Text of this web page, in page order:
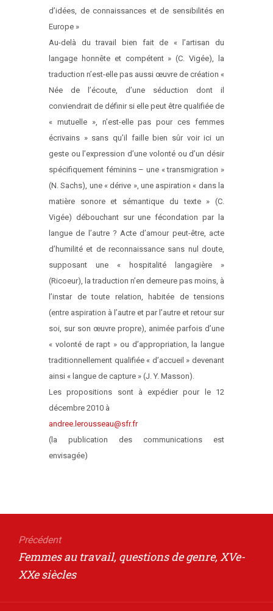
d’idées, de connaissances et de sensibilités en
Europe »
Au-delà du travail bien fait de « l’artisan du
langage honnête et compétent » (C. Vigée), la
traduction n’est-elle pas aussi œuvre de création «
Née de l’écoute, d’une séduction dont il
conviendrait de définir si elle peut être qualifiée de
« mutuelle », n’est-elle pas pour ces femmes
écrivains » sans qu’il faille bien sûr voir ici un
geste ou l’expression d’une volonté ou d’un désir
spécifiquement féminins – une « transmigration »
(N. Sachs), une « dérive », une aspiration « dans la
matière sonore et sémantique du texte » (C.
Vigée) débouchant sur une fécondation par la
langue de l’autre ? Acte d’amour peut-être, acte
d’humilité et de reconnaissance sans nul doute,
supposant une « hospitalité langagière »
(Ricoeur), la traduction n’en demeure pas moins, à
l’instar de toute relation, habitée de tensions
(entre aspiration à l’autre et par l’autre et retour sur
soi, sur son œuvre propre), animée parfois d’une
« volonté de rapt » ou d’appropriation, la langue
traditionnellement qualifiée « d’accueil » devenant
ainsi « langue de capture » (J. Y. Masson).
Les propositions sont à expédier pour le 12
décembre 2010 à
andree.lerousseau@sfr.fr
(la publication des communications est
envisagée)
de
l’article
Précédent
Article
précédent
Femmes au travail, questions de genre, XVe-
XXe siècles